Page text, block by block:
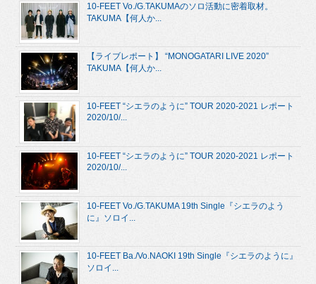
10-FEET Vo./G.TAKUMAのソロ活動に密着取材。
TAKUMA【何人か...
【ライブレポート】 “MONOGATARI LIVE 2020”
TAKUMA【何人か...
10-FEET “シエラのように” TOUR 2020-2021 レポート
2020/10/...
10-FEET “シエラのように” TOUR 2020-2021 レポート
2020/10/...
10-FEET Vo./G.TAKUMA 19th Single『シエラのよう
に』ソロイ...
10-FEET Ba./Vo.NAOKI 19th Single『シエラのように』
ソロイ...